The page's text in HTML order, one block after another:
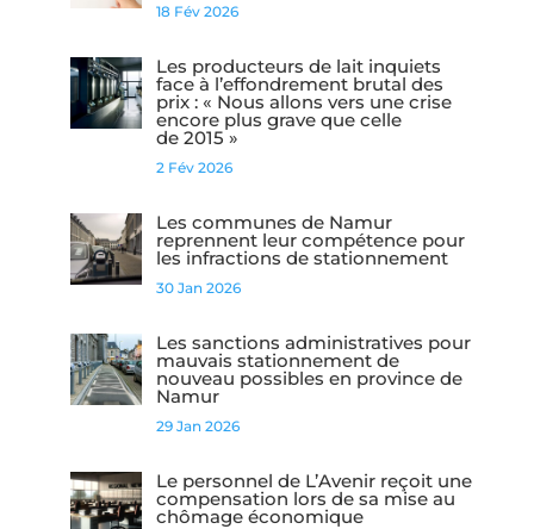
18 Fév 2026
Les producteurs de lait inquiets
face à l’effondrement brutal des
prix : « Nous allons vers une crise
encore plus grave que celle
de 2015 »
2 Fév 2026
Les communes de Namur
reprennent leur compétence pour
les infractions de stationnement
30 Jan 2026
Les sanctions administratives pour
mauvais stationnement de
nouveau possibles en province de
Namur
29 Jan 2026
Le personnel de L’Avenir reçoit une
compensation lors de sa mise au
chômage économique